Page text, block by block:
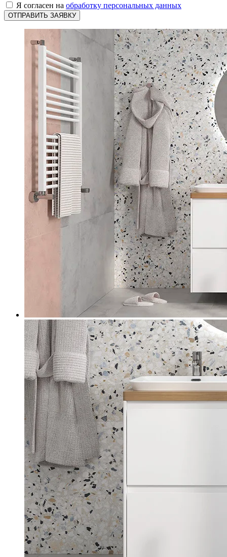
Я согласен на обработку персональных данных